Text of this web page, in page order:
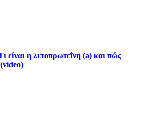
είναι η λιποπρωτεΐνη (a) και πώς